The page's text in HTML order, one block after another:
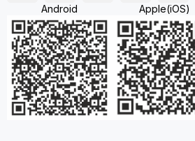
Android Apple(iOS)